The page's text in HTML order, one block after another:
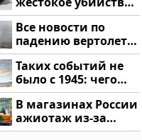
криптомиллионера
Все новости по
падению вертолета
на Кавказе: читать
здесь
Таких событий не
было с 1945: чего
ждать всем нам?
В магазинах России
ажиотаж из-за
этого продукта: что